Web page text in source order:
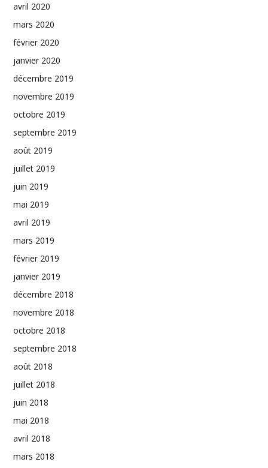
avril 2020
mars 2020
février 2020
janvier 2020
décembre 2019
novembre 2019
octobre 2019
septembre 2019
août 2019
juillet 2019
juin 2019
mai 2019
avril 2019
mars 2019
février 2019
janvier 2019
décembre 2018
novembre 2018
octobre 2018
septembre 2018
août 2018
juillet 2018
juin 2018
mai 2018
avril 2018
mars 2018